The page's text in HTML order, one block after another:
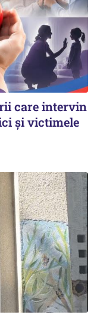
care intervin
și victimele